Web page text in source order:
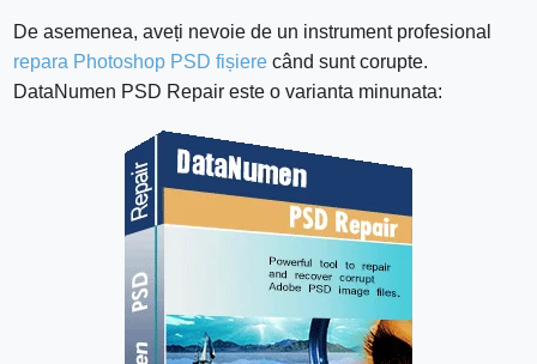
De asemenea, aveți nevoie de un instrument profesional
repara Photoshop PSD fișiere când sunt corupte.
DataNumen PSD Repair este o varianta minunata: